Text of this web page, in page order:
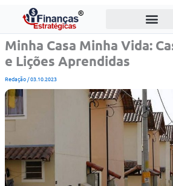
conteúdo
Minha Casa Minha Vida:
e Lições Aprendidas
Redação/03.10.2023